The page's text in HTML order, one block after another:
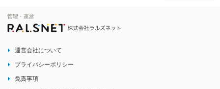
運営会社について
プライバシーポリシー
免責事項